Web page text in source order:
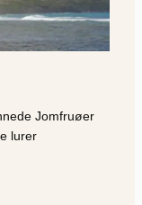
Jomfruøer
lurer